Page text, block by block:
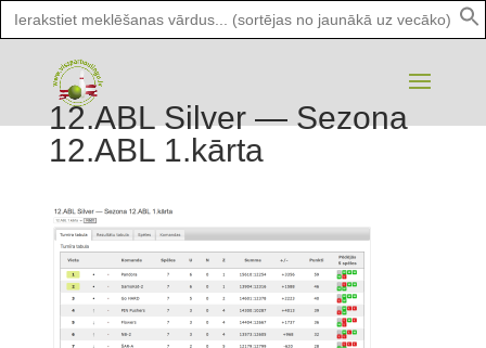
Search
for:
12.ABL Silver — Sezona
12.ABL 1.kārta